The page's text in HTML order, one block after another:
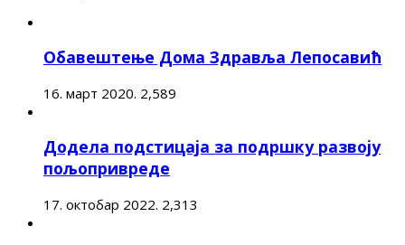
Обавештење Дома Здравља Лепосавић
16. март 2020. 2,589
Додела подстицаја за подршку развоју
пољопривреде
17. октобар 2022. 2,313